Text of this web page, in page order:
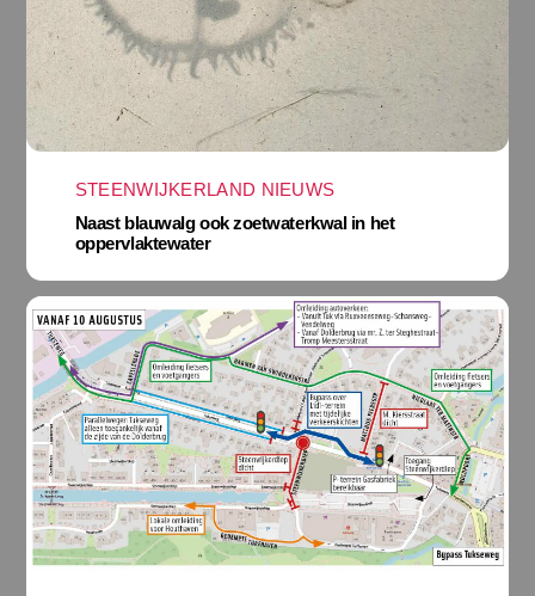
STEENWIJKERLAND NIEUWS
Naast blauwalg ook zoetwaterkwal in het
oppervlaktewater